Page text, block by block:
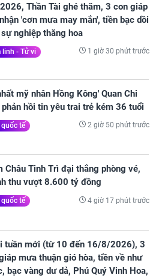
Thần Tài ghé thăm, 3 con giáp
'cơn mưa may mắn', tiền bạc dồi
nghiệp thăng hoa
linh - Tử vi 1 giờ 30 phút trước
mỹ nhân Hồng Kông' Quan Chi
phản hồi tin yêu trai trẻ kém 36 tuổi
quốc tế 2 giờ 50 phút trước
Châu Tinh Trì đại thắng phòng vé,
thu vượt 8.600 tỷ đồng
quốc tế 4 giờ 17 phút trước
tuần mới (từ 10 đến 16/8/2026), 3
mưa thuận gió hòa, tiền về như
bạc vàng dư dả, Phú Quý Vinh Hoa,